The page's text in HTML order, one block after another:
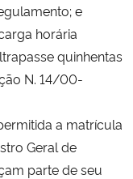
e
horária
quinhentas
N. 14/00-
a matrícula
Geral de
parte de seu